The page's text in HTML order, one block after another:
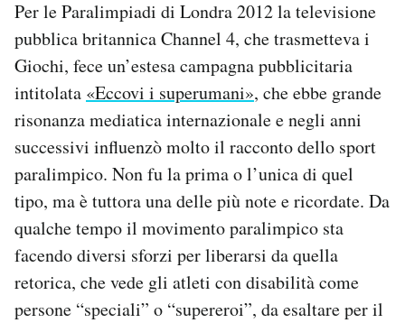
Area Personale
Newsletter
Regala il Post
Hai bisogno di aiuto?
Esci
Per le Paralimpiadi di Londra 2012 la televisione
pubblica britannica Channel 4, che trasmetteva i
Giochi, fece un’estesa campagna pubblicitaria
intitolata «Eccovi i superumani», che ebbe grande
risonanza mediatica internazionale e negli anni
successivi influenzò molto il racconto dello sport
paralimpico. Non fu la prima o l’unica di quel
tipo, ma è tuttora una delle più note e ricordate. Da
qualche tempo il movimento paralimpico sta
facendo diversi sforzi per liberarsi da quella
retorica, che vede gli atleti con disabilità come
persone “speciali” o “supereroi”, da esaltare per il